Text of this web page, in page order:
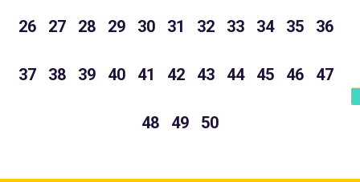
26 27 28 29 30 31 32 33 34 35 36
37 38 39 40 41 42 43 44 45 46 47
48 49 50